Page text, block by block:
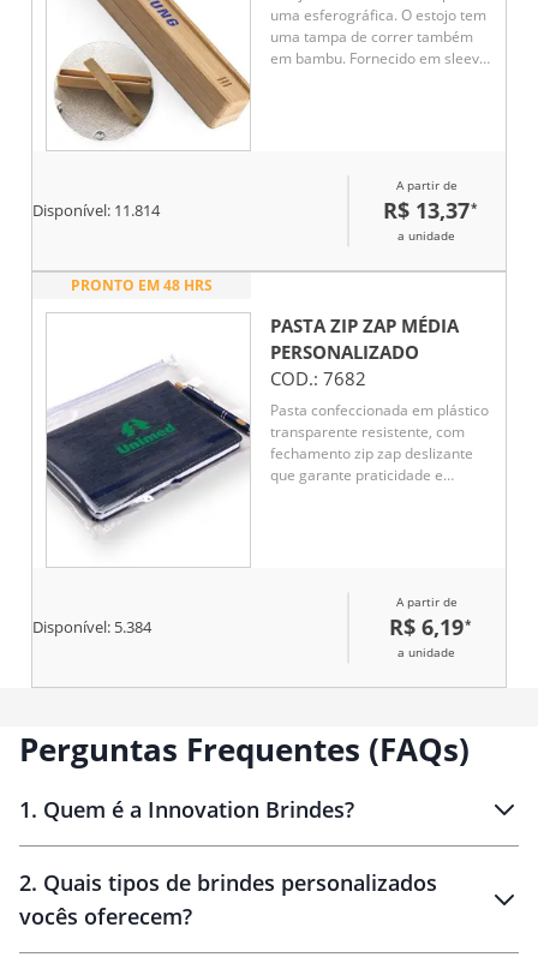
uma esferográfica. O estojo tem
uma tampa de correr também
em bambu. Fornecido em sleeve
Disponível: 11.814
A partir de
R$ 13,37*
a unidade
PRONTO EM 48 HRS
PASTA ZIP ZAP MÉDIA
PERSONALIZADO
COD.: 7682
Pasta confeccionada em plástico
transparente resistente, com
fechamento zip zap deslizante
que garante praticidade e
Disponível: 5.384
A partir de
R$ 6,19*
a unidade
Perguntas Frequentes (FAQs)
1. Quem é a Innovation Brindes?
Brindes personalizados
2. Quais tipos de brindes personalizados
vocês oferecem?